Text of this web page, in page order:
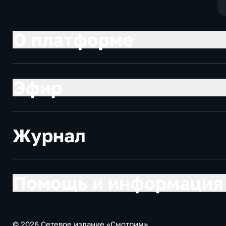
Журнал
© 2026 Сетевое издание «Смотрим»